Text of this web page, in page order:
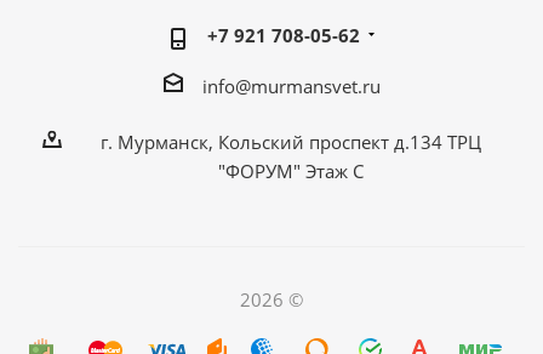
+7 921 708-05-62
info@murmansvet.ru
г. Мурманск, Кольский проспект д.134 ТРЦ
"ФОРУМ" Этаж С
2026 ©